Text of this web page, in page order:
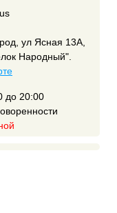
ул Ясная 13А,
Народный".
до 20:00